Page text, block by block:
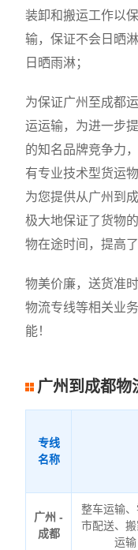
装卸和搬运工作以
输，保证不会日晒
日晒雨淋；
为保证广州至成都
运运输，为进一步
的知名品牌竞争力
有专业技术型货运
为您提供从广州到
极大地保证了货物
物在途时间，提高
物美价廉，送货准
物流专线等相关业
能！
广州到成都物
专线
名称
广州 -
成都
整车运输
市配送、
运输